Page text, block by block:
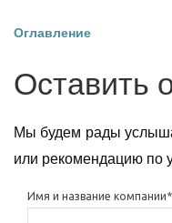
Оглавление
Оставить
Мы будем рады
или рекомендацию по